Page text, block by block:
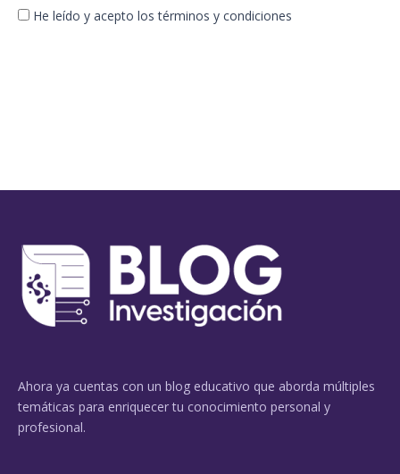
He leído y acepto los términos y condiciones
Ahora ya cuentas con un blog educativo que aborda múltiples
temáticas para enriquecer tu conocimiento personal y
profesional.